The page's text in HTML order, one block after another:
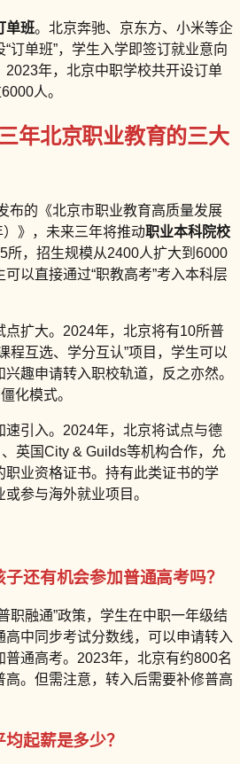
单班。北京奔驰、京东方、小米等企
订单班”，学生入学即签订就业意向
2023年，北京中职学校共开设订单
人。
年北京职业教育的三大
布的《北京市职业教育高质量发展
》，未来三年将推动职业本科院校
所，招生规模从2400人扩大到6000
以直接通过“职教高考”考入本科层
点扩大。2024年，北京将有10所普
程互选、学分互认”项目，学生可以
趣申请转入职校轨道，反之亦然。
化模式。
速引入。2024年，北京将试点与德
英国City & Guilds等机构合作，允
职业资格证书。持有此类证书的学
参与海外就业项目。
还有机会参加普通高考吗？
职融通”政策，学生在中职一年级结
高中同步考试分数线，可以申请转入
通高考。2023年，北京有约800名
高。但需注意，转入后需要补修普高
起薪是多少？